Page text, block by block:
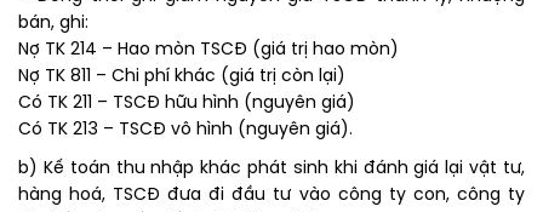
bán, ghi:
Nợ TK 214 – Hao mòn TSCĐ (giá trị hao mòn)
Nợ TK 811 – Chi phí khác (giá trị còn lại)
Có TK 211 – TSCĐ hữu hình (nguyên giá)
Có TK 213 – TSCĐ vô hình (nguyên giá).
b) Kế toán thu nhập khác phát sinh khi đánh giá lại vật tư,
hàng hoá, TSCĐ đưa đi đầu tư vào công ty con, công ty